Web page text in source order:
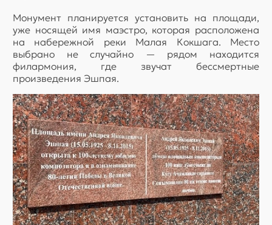
Монумент планируется установить на площади,
уже носящей имя маэстро, которая расположена
на набережной реки Малая Кокшага. Место
выбрано не случайно — рядом находится
филармония, где звучат бессмертные
произведения Эшпая.